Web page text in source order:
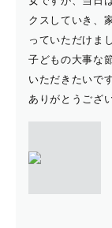
クスしていき、
っていただけま
子どもの大事な
いただきたいで
ありがとうござ